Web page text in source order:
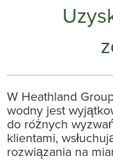
W Heathland
wodny jest
do różnych
klientami,
rozwiązania na